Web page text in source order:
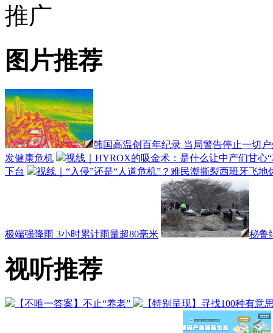
推广
图片推荐
韩国高温创百年纪录 当局警告停止一切
发健康危机
视线｜HYROX的吸金术：是什么让中产们甘心
下台
视线｜“入侵”还是“人道危机”？难民潮撕裂西班牙飞地
极端强降雨 3小时累计雨量超80毫米 秘鲁
视听推荐
【不唯一答案】不止“养老” 【特别呈现】寻找100种有意